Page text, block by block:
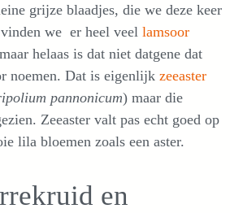
grijze blaadjes, die we deze keer
we er heel veel lamsoor
helaas is dat niet datgene dat
noemen. Dat is eigenlijk zeeaster
pannonicum) maar die
Zeeaster valt pas echt goed op
lila bloemen zoals een aster.
en